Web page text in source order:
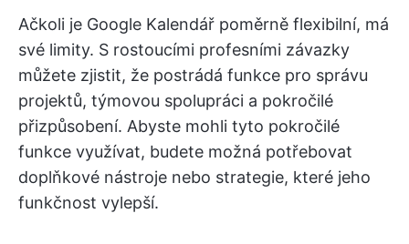
Ačkoli je Google Kalendář poměrně flexibilní, má
své limity. S rostoucími profesními závazky
můžete zjistit, že postrádá funkce pro správu
projektů, týmovou spolupráci a pokročilé
přizpůsobení. Abyste mohli tyto pokročilé
funkce využívat, budete možná potřebovat
doplňkové nástroje nebo strategie, které jeho
funkčnost vylepší.